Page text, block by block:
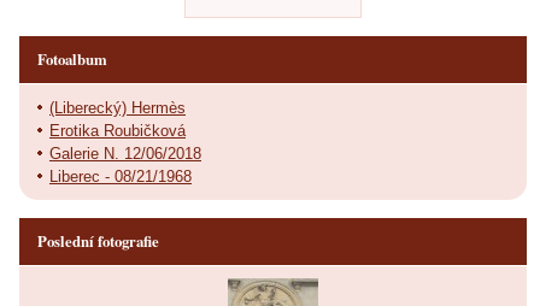
Fotoalbum
(Liberecký) Hermès
Erotika Roubičková
Galerie N. 12/06/2018
Liberec - 08/21/1968
Poslední fotografie